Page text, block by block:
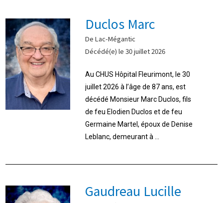
Duclos Marc
De Lac-Mégantic
Décédé(e) le 30 juillet 2026
Au CHUS Hôpital Fleurimont, le 30
juillet 2026 à l’âge de 87 ans, est
décédé Monsieur Marc Duclos, fils
de feu Elodien Duclos et de feu
Germaine Martel, époux de Denise
Leblanc, demeurant à ...
Gaudreau Lucille